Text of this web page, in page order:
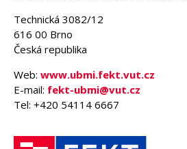
Technická 3082/12
616 00 Brno
Česká republika
Web: www.ubmi.fekt.vut.cz
E-mail: fekt-ubmi@vut.cz
Tel: +420 54114 6667